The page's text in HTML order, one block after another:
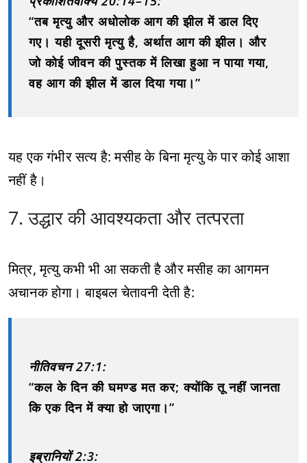
“तब मृत्यु और अधोलोक आग की झील में डाल दिए
गए। यही दूसरी मृत्यु है, अर्थात आग की झील। और
जो कोई जीवन की पुस्तक में लिखा हुआ न पाया गया,
वह आग की झील में डाल दिया गया।”
यह एक गंभीर सत्य है: मसीह के बिना मृत्यु के पार कोई आशा
नहीं है।
7. उद्धार की आवश्यकता और तत्परता
मित्र, मृत्यु कभी भी आ सकती है और मसीह का आगमन
अचानक होगा। बाइबल चेतावनी देती है:
नीतिवचन 27:1:
“कल के दिन की घमण्ड मत कर; क्योंकि तू नहीं जानता
कि एक दिन में क्या हो जाएगा।”
इब्रानियों 2:3: